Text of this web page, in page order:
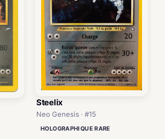
Steelix
Neo Genesis · #15
HOLOGRAPHIQUE RARE